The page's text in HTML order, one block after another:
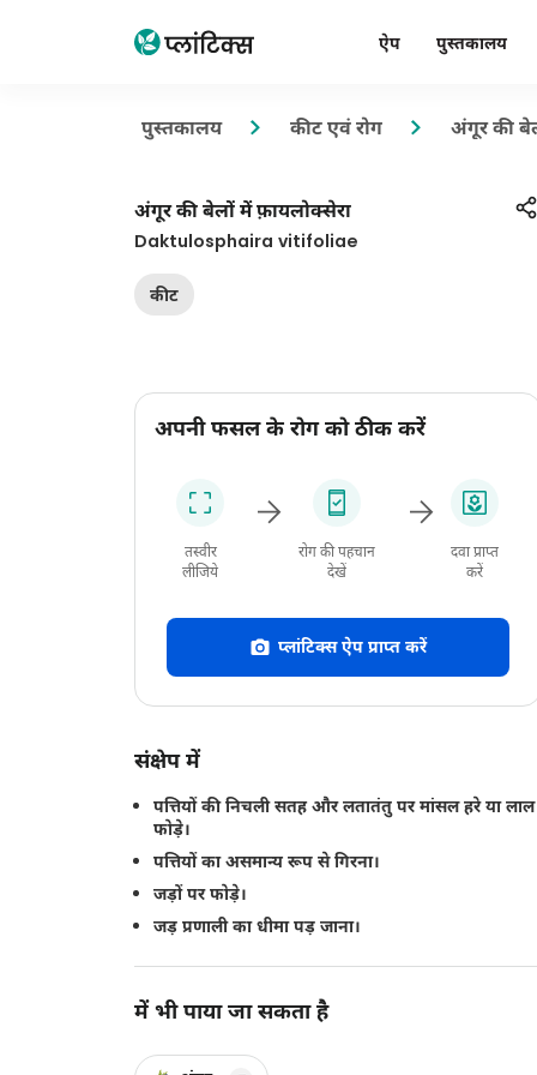
ऐप पुस्तकालय
पुस्तकालय कीट एवं रोग अंगूर की
अंगूर की बेलों में फ़ायलोक्सेरा
Daktulosphaira vitifoliae
कीट
अपनी फसल के रोग को ठीक करें
तस्वीर
लीजिये
रोग की पहचान
देखें
दवा प्राप्त
करें
प्लांटिक्स ऐप प्राप्त करें
संक्षेप में
पत्तियों की निचली सतह और लतातंतु पर मांसल हरे या लाल
फोड़े।
पत्तियों का असमान्य रूप से गिरना।
जड़ों पर फोड़े।
जड़ प्रणाली का धीमा पड़ जाना।
में भी पाया जा सकता है